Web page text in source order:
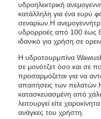
υδροηλεκτρική
κατάλληλη για ένα ευρύ
σεναρίων.Η
υδρορροές από 100 έως
ιδανικό για χρήση σε
Η υδροτουρμπίνα
σε μονότζετ όσο και σε
προσαρμόζεται για να
απαιτήσεις των
κατασκευασμένη από
λειτουργεί είτε
ανάγκες του χρήστη.